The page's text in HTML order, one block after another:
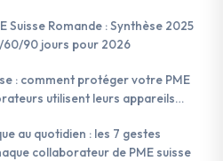
Suisse Romande : Synthèse 2025
60/90 jours pour 2026
: comment protéger votre PME
utilisent leurs appareils
au quotidien : les 7 gestes
collaborateur de PME suisse